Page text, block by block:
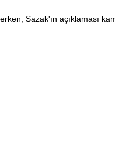
Sazak'ın açıklaması